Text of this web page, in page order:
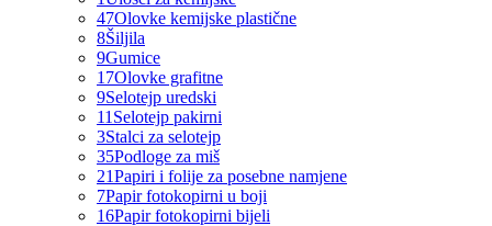
47Olovke kemijske plastične
8Šiljila
9Gumice
17Olovke grafitne
9Selotejp uredski
11 Selotejp pakirni
3Stalci za selotejp
35Podloge za miš
21Papiri i folije za posebne namjene
7Papir fotokopirni u boji
16Papir fotokopirni bijeli